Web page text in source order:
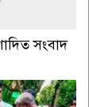
সংবাদ